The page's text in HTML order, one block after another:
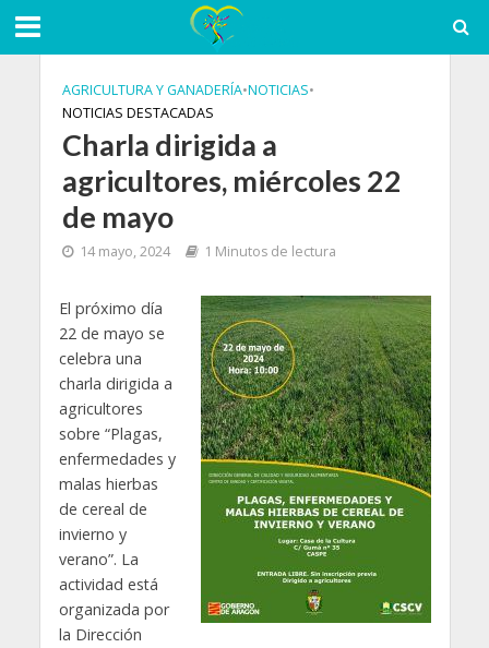
AGRICULTURA Y GANADERÍA•NOTICIAS•
NOTICIAS DESTACADAS
Charla dirigida a
agricultores, miércoles 22
de mayo
14 mayo, 2024 1 Minutos de lectura
El próximo día
22 de mayo se
celebra una
charla dirigida a
agricultores
sobre “Plagas,
enfermedades y
malas hierbas
de cereal de
invierno y
verano”. La
actividad está
organizada por
la Dirección